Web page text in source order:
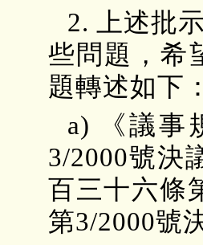
2. 上述批
些問題，希
題轉述如下：
a) 《議事
3/2000號決
百三十六條
第3/2000號